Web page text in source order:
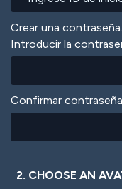
Crear una
Introducir la
Confirmar contraseña
2. CHOOSE AN